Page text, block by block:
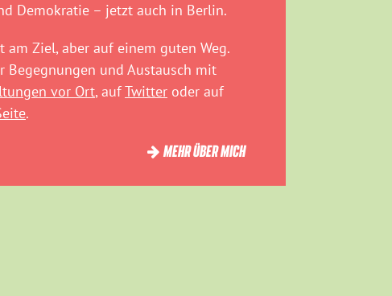
Demokratie – jetzt auch in Berlin.
Ziel, aber auf einem guten Weg.
Begegnungen und Austausch mit
vor Ort, aufTwitter oder auf
.
MEHR ÜBER MICH